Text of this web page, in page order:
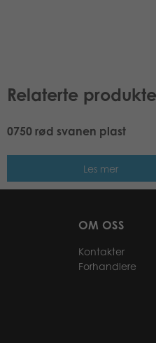
Relaterte
0750 rød svanen plast
Les mer
OM OSS
Kontakter
Forhandlere